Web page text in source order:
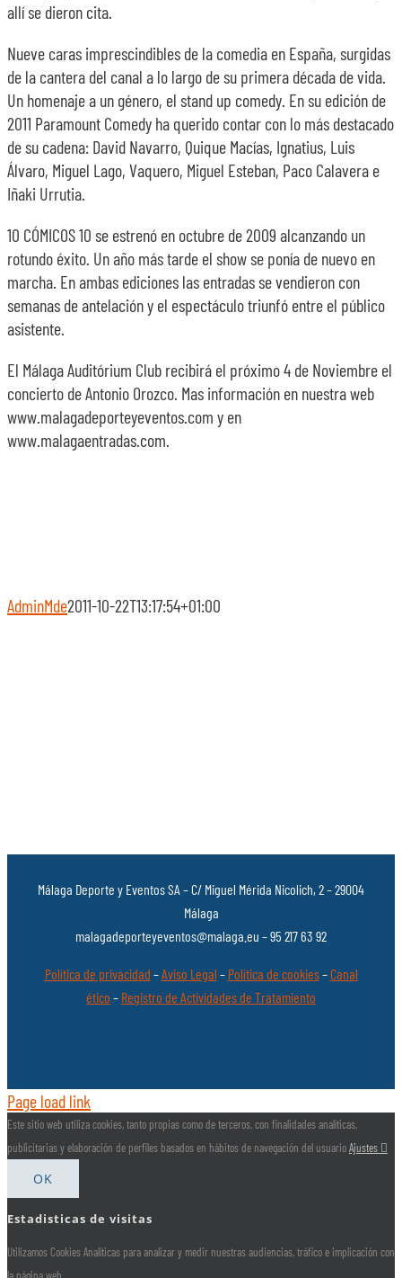
allí se dieron cita.
Nueve caras imprescindibles de la comedia en España, surgidas
de la cantera del canal a lo largo de su primera década de vida.
Un homenaje a un género, el stand up comedy. En su edición de
2011 Paramount Comedy ha querido contar con lo más destacado
de su cadena: David Navarro, Quique Macías, Ignatius, Luis
Álvaro, Miguel Lago, Vaquero, Miguel Esteban, Paco Calavera e
Iñaki Urrutia.
10 CÓMICOS 10 se estrenó en octubre de 2009 alcanzando un
rotundo éxito. Un año más tarde el show se ponía de nuevo en
marcha. En ambas ediciones las entradas se vendieron con
semanas de antelación y el espectáculo triunfó entre el público
asistente.
El Málaga Auditórium Club recibirá el próximo 4 de Noviembre el
concierto de Antonio Orozco. Mas información en nuestra web
www.malagadeporteyeventos.com y en
www.malagaentradas.com.
AdminMde2011-10-22T13:17:54+01:00
Málaga Deporte y Eventos SA – C/ Miguel Mérida Nicolich, 2 – 29004
Málaga
malagadeporteyeventos@malaga.eu – 95 217 63 92
Política de privacidad –Aviso Legal – Política de cookies–Canal
ético – Registro de Actividades de Tratamiento
Page load link
Este sitio web utiliza cookies, tanto propias como de terceros, con finalidades analíticas,
publicitarias y elaboración de perfiles basados en hábitos de navegación del usuarioAjustes
OK
Estadisticas de visitas
Utilizamos Cookies Analíticas para analizar y medir nuestras audiencias, tráfico e implicación con